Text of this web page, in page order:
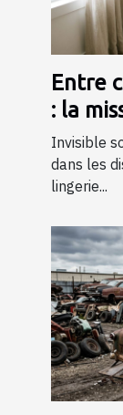
Entre
: la
Invisible
dans les
lingerie...